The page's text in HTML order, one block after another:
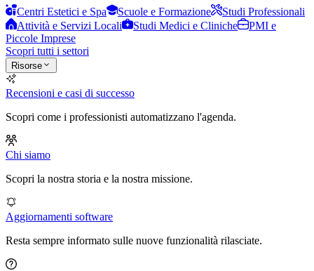
Centri Estetici e Spa Scuole e Formazione
Studi Professionali
Attività e Servizi Locali
Studi Medici e Cliniche
PMI e
Piccole Imprese
Scopri tutti i settori
Risorse
Recensioni e casi di successo
Scopri come i professionisti automatizzano l'agenda.
Chi siamo
Scopri la nostra storia e la nostra missione.
Aggiornamenti software
Resta sempre informato sulle nuove funzionalità rilasciate.